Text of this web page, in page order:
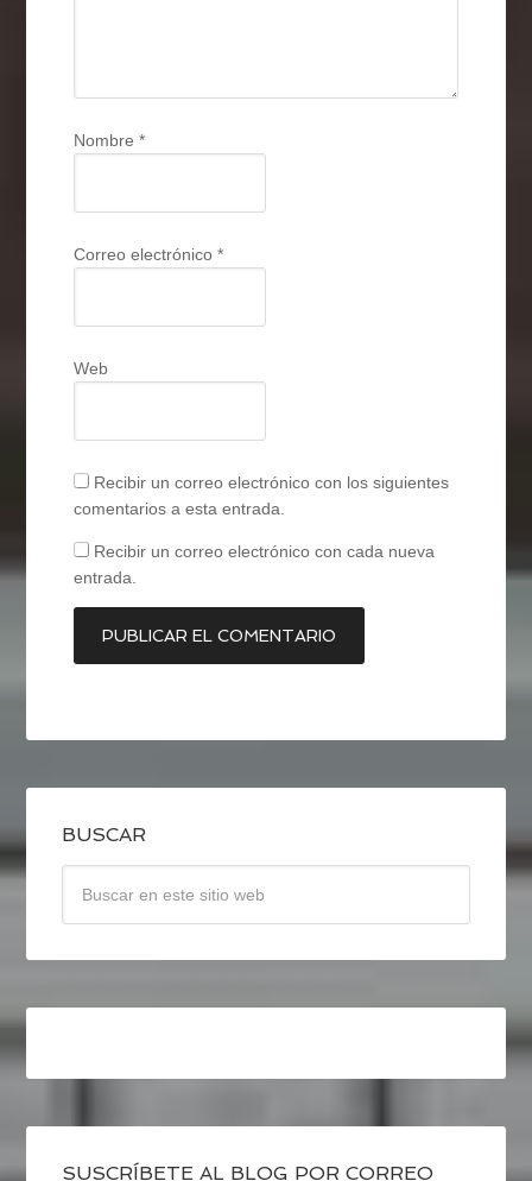
Nombre*
Correo electrónico*
Web
Recibir un correo electrónico con los siguientes
comentarios a esta entrada.
Recibir un correo electrónico con cada nueva
entrada.
BUSCAR
SUSCRÍBETE AL BLOG POR CORREO